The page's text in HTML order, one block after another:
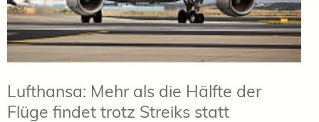
Lufthansa: Mehr als die Hälfte der
Flüge findet trotz Streiks statt